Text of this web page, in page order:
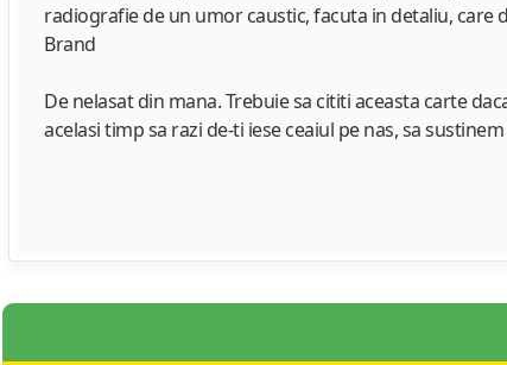
radiografie de un umor caustic, facuta in detaliu, care
Brand
De nelasat din mana. Trebuie sa cititi aceasta carte
acelasi timp sa razi de-ti iese ceaiul pe nas, sa